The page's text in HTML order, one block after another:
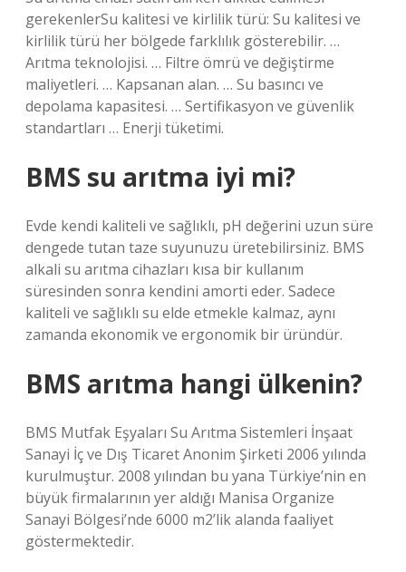
gerekenlerSu kalitesi ve kirlilik türü: Su kalitesi ve
kirlilik türü her bölgede farklılık gösterebilir. …
Arıtma teknolojisi. … Filtre ömrü ve değiştirme
maliyetleri. … Kapsanan alan. … Su basıncı ve
depolama kapasitesi. … Sertifikasyon ve güvenlik
standartları … Enerji tüketimi.
BMS su arıtma iyi mi?
Evde kendi kaliteli ve sağlıklı, pH değerini uzun süre
dengede tutan taze suyunuzu üretebilirsiniz. BMS
alkali su arıtma cihazları kısa bir kullanım
süresinden sonra kendini amorti eder. Sadece
kaliteli ve sağlıklı su elde etmekle kalmaz, aynı
zamanda ekonomik ve ergonomik bir üründür.
BMS arıtma hangi ülkenin?
BMS Mutfak Eşyaları Su Arıtma Sistemleri İnşaat
Sanayi İç ve Dış Ticaret Anonim Şirketi 2006 yılında
kurulmuştur. 2008 yılından bu yana Türkiye’nin en
büyük firmalarının yer aldığı Manisa Organize
Sanayi Bölgesi’nde 6000 m2’lik alanda faaliyet
göstermektedir.